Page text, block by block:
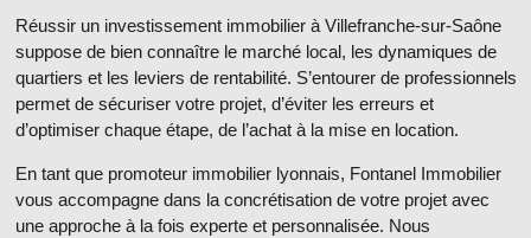
Réussir un investissement immobilier à Villefranche-sur-Saône
suppose de bien connaître le marché local, les dynamiques de
quartiers et les leviers de rentabilité. S’entourer de professionnels
permet de sécuriser votre projet, d’éviter les erreurs et
d’optimiser chaque étape, de l’achat à la mise en location.
En tant que promoteur immobilier lyonnais, Fontanel Immobilier
vous accompagne dans la concrétisation de votre projet avec
une approche à la fois experte et personnalisée. Nous